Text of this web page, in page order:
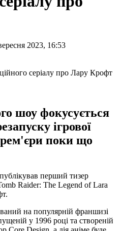
2023, 16:53
шоу фокусується
ігрової
поки що
перший тизер
Raider: The Legend of Lara
на популярній франшизі
у 1996 році та створеній